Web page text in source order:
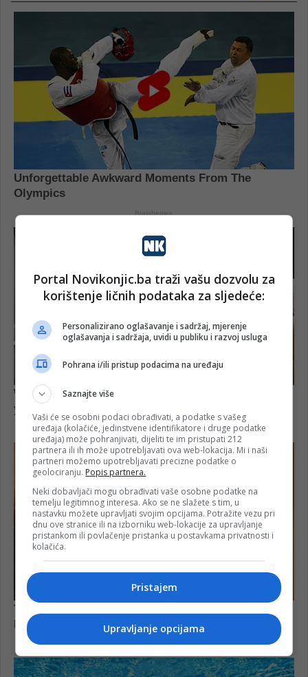
Portal Novikonjic.ba traži vašu dozvolu za
korištenje ličnih podataka za sljedeće:
Personalizirano oglašavanje i sadržaj, mjerenje
oglašavanja i sadržaja, uvidi u publiku i razvoj usluga
Pohrana i/ili pristup podacima na uređaju
Saznajte više
Vaši će se osobni podaci obrađivati, a podatke s vašeg
uređaja (kolačiće, jedinstvene identifikatore i druge podatke
uređaja) može pohranjivati, dijeliti te im pristupati 212
partnera ili ih može upotrebljavati ova web-lokacija. Mi i naši
partneri možemo upotrebljavati precizne podatke o
geolociranju. Popis partnera.
Neki dobavljači mogu obrađivati vaše osobne podatke na
temelju legitimnog interesa. Ako se ne slažete s tim, u
nastavku možete upravljati svojim opcijama. Potražite vezu pri
dnu ove stranice ili na izborniku web-lokacije za upravljanje
pristankom ili povlačenje pristanka u postavkama privatnosti i
kolačića.
Pristajem
Upravljanje opcijama